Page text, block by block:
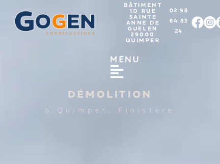
BÂTIMENT
1D RUE
SAINTE
ANNE DE
GUELEN
29000
QUIMPER
02 98
64 83
24
DÉMOLITION
à Quimper, Finistère